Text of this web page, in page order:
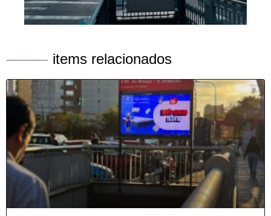
items relacionados